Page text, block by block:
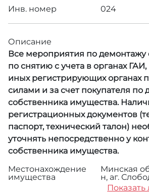
Инв. номер 024
Описание
Все мероприятия по демонтажу
по снятию с учета в органах ГАИ,
иных регистрирующих органах
силами и за счет покупателя по
собственника имущества.
регистрационных документов
паспорт, технический талон)
уточнять непосредственно у
собственника имущества.
Местонахождение
имущества
Минская
н, аг.
Показать